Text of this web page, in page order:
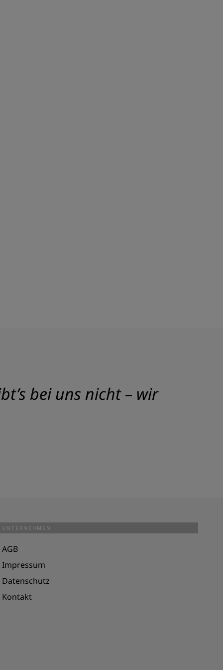
bei uns nicht – wir
UNTERNEHMEN
AGB
Impressum
Datenschutz
Kontakt